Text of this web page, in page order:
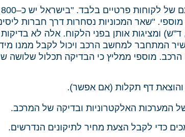
מוספי. "שאר המכוניות נסחרות דרך חברות
ומציגות אותן בפני הלקוח. אלה לא
המתחבר למחשב הרכב ויכול לקבל ממנו
מוספי ממליץ כי הבדיקה תכלול שלושה
והוצאת דף תקלות (אם אפשר).
המערכות האלקטרוניות ובדיקה של המרכב.
כדי לקבל הצעת מחיר לתיקונים הנדרשים.